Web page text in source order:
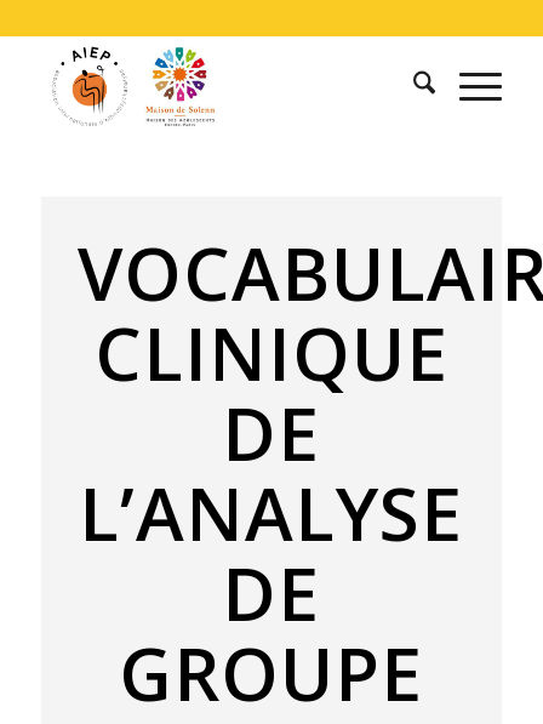
CLINIQUE
DE
L’ANALYSE
DE
GROUPE